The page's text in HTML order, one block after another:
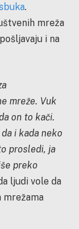
.
mreža
i na
mreže. Vuk
on to kači.
i kada neko
prosledi, ja
preko
ljudi vole da
mrežama